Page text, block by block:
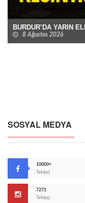
BURDUR’DA YARIN
8 Ağustos 2026
SOSYAL MEDYA
10000+
Takipçi
7271
Takipçi